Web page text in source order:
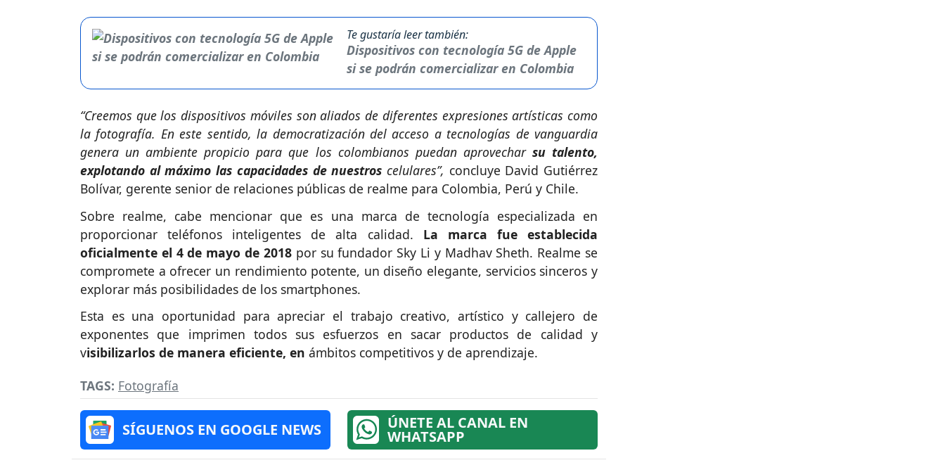
Te gustaría leer también:
Dispositivos con tecnología 5G de Apple
si se podrán comercializar en Colombia
“Creemos que los dispositivos móviles son aliados de diferentes expresiones artísticas como
la fotografía. En este sentido, la democratización del acceso a tecnologías de vanguardia
genera un ambiente propicio para que los colombianos puedan aprovechar su talento,
explotando al máximo las capacidades de nuestros celulares”, concluye David Gutiérrez
Bolívar, gerente senior de relaciones públicas de realme para Colombia, Perú y Chile.
Sobre realme, cabe mencionar que es una marca de tecnología especializada en
proporcionar teléfonos inteligentes de alta calidad. La marca fue establecida
oficialmente el 4 de mayo de 2018 por su fundador Sky Li y Madhav Sheth. Realme se
compromete a ofrecer un rendimiento potente, un diseño elegante, servicios sinceros y
explorar más posibilidades de los smartphones.
Esta es una oportunidad para apreciar el trabajo creativo, artístico y callejero de
exponentes que imprimen todos sus esfuerzos en sacar productos de calidad y
visibilizarlos de manera eficiente, en ámbitos competitivos y de aprendizaje.
TAGS: Fotografía
SÍGUENOS EN GOOGLE NEWS ÚNETE AL CANAL EN
WHATSAPP